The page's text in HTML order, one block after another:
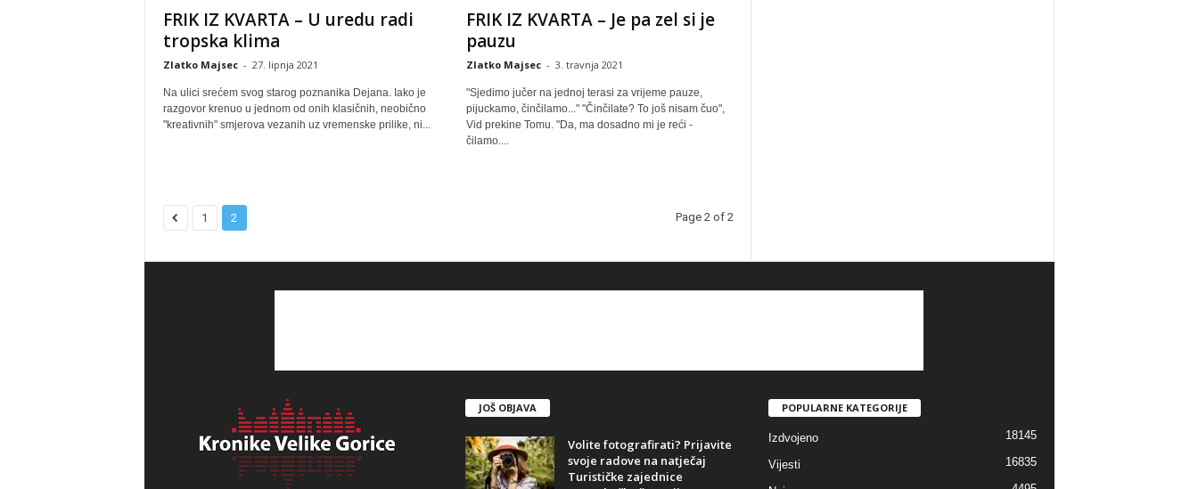
FRIK IZ KVARTA – U uredu radi
tropska klima
Zlatko Majsec - 27. lipnja 2021
Na ulici srećem svog starog poznanika Dejana. Iako je
razgovor krenuo u jednom od onih klasičnih, neobično
"kreativnih" smjerova vezanih uz vremenske prilike, ni...
FRIK IZ KVARTA – Je pa zel si je
pauzu
Zlatko Majsec - 3. travnja 2021
"Sjedimo jučer na jednoj terasi za vrijeme pauze,
pijuckamo, činčilamo..." "Činčilate? To još nisam čuo",
Vid prekine Tomu. "Da, ma dosadno mi je reći -
čilamo....
1 2 Page 2 of 2
JOŠ OBJAVA
Volite fotografirati? Prijavite
svoje radove na natječaj
Turističke zajednice
POPULARNE KATEGORIJE
Izdvojeno 18145
Vijesti 16835